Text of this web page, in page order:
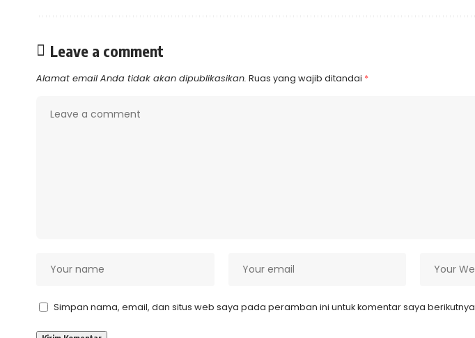
Leave a comment
Alamat email Anda tidak akan dipublikasikan. Ruas yang wajib ditandai *
Simpan nama, email, dan situs web saya pada peramban ini untuk komentar saya